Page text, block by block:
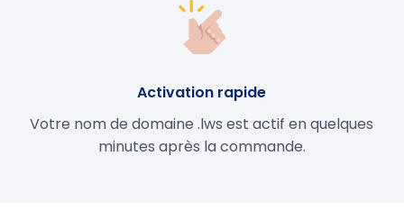
Activation rapide
Votre nom de domaine .lws est actif en quelques
minutes après la commande.